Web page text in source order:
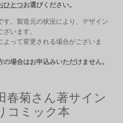
ひとつお選びください。
す。製造元の状況により、デザイン
います。
って変更される場合がございま
場合はお申込みいただけません。
春菊さん著サイン
コミック本